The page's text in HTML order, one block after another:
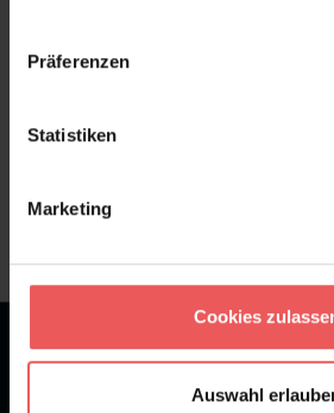
Präferenzen
Statistiken
Marketing
Cookies
Auswahl
★★★★★Bei 1245 Bewertungen